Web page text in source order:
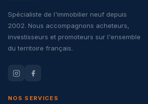
Spécialiste de l'immobilier neuf depuis
2002. Nous accompagnons acheteurs,
investisseurs et promoteurs sur l'ensemble
du territoire français.
NOS SERVICES